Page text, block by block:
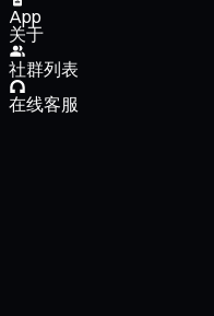
App
关于
社群列表
在线客服